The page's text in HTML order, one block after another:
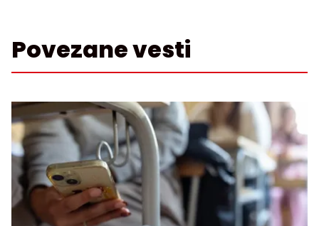
Povezane vesti